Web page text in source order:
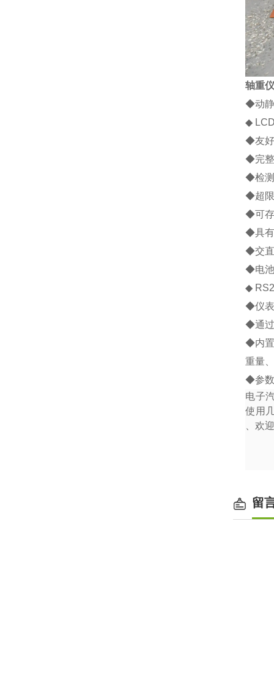
轴重
◆动
◆
◆友
◆完
◆检
◆超
◆可
◆具
◆交
◆电
◆
◆仪
◆通
◆内
重量
◆参
电子
使用
、欢
留